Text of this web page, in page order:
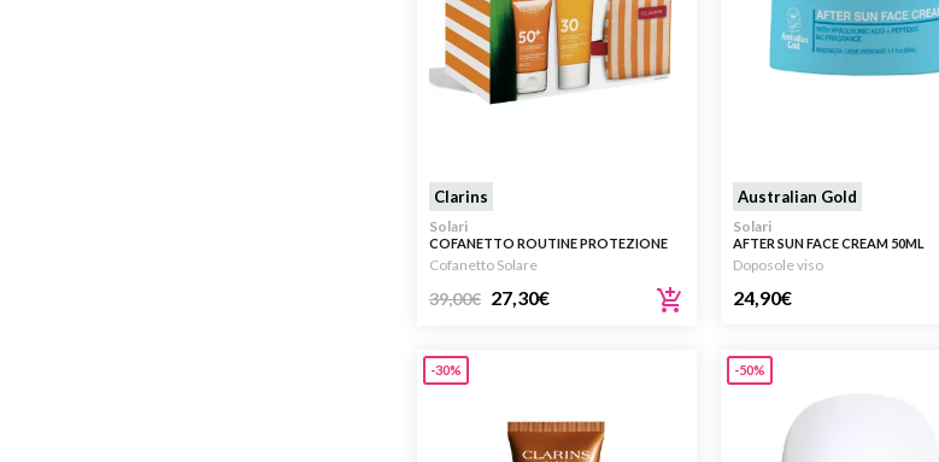
Clarins
Solari
COFANETTO ROUTINE PROTEZIONE
SOLARE SPF50 50ML
Cofanetto Solare
39,00€ 27,30€
Australian Gold
Solari
AFTER SUN FACE CREAM 50ML
Doposole viso
24,90€
-30% -50%